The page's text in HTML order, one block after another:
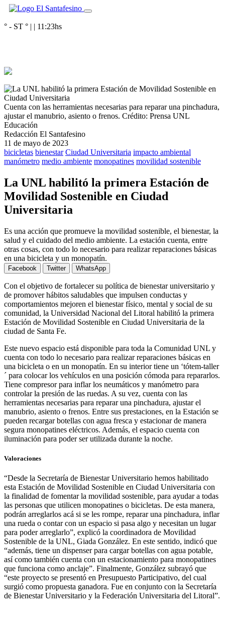
° - ST ° | | 11:23hs
Cuenta con las herramientas necesarias para reparar una pinchadura,
ajustar el manubrio, asiento o frenos. Crédito: Prensa UNL
Educación
Redacción El Santafesino
11 de mayo de 2023
bicicletas bienestar Ciudad Universitaria impacto ambiental
manómetro medio ambiente monopatines movilidad sostenible
La UNL habilitó la primera Estación de
Movilidad Sostenible en Ciudad
Universitaria
Es una acción que promueve la movilidad sostenible, el bienestar, la
salud y el cuidado del medio ambiente. La estación cuenta, entre
otras cosas, con todo lo necesario para realizar reparaciones básicas
en una bicicleta y un monopatín.
Facebook Twitter WhatsApp
Con el objetivo de fortalecer su política de bienestar universitario y
de promover hábitos saludables que impulsen conductas y
comportamientos mejoren el bienestar físico, mental y social de su
comunidad, la Universidad Nacional del Litoral habilitó la primera
Estación de Movilidad Sostenible en Ciudad Universitaria de la
ciudad de Santa Fe.
Este nuevo espacio está disponible para toda la Comunidad UNL y
cuenta con todo lo necesario para realizar reparaciones básicas en
una bicicleta o en un monopatín. En su interior tiene un ‘tótem-taller
´ para colocar los vehículos en una posición cómoda para repararlos.
Tiene compresor para inflar los neumáticos y manómetro para
controlar la presión de las ruedas. A su vez, cuenta con las
herramientas necesarias para reparar una pinchadura, ajustar el
manubrio, asiento o frenos. Entre sus prestaciones, en la Estación se
pueden recargar botellas con agua fresca y estacionar de manera
segura monopatines eléctricos. Además, el espacio cuenta con
iluminación para poder ser utilizada durante la noche.
Valoraciones
“Desde la Secretaría de Bienestar Universitario hemos habilitado
esta Estación de Movilidad Sostenible en Ciudad Universitaria con
la finalidad de fomentar la movilidad sostenible, para ayudar a todas
las personas que utilicen monopatines o bicicletas. De esta manera,
podrán arreglarlos acá si se les rompe, reparar una pinchadura, inflar
una rueda o contar con un espacio si pasa algo y necesitan un lugar
para poder arreglarlo”, explicó la coordinadora de Movilidad
Sostenible de la UNL, Giada González. En este sentido, indicó que
“además, tiene un dispenser para cargar botellas con agua potable,
así como también cuenta con un estacionamiento para monopatines
que funciona como anclaje”. Finalmente, González subrayó que
“este proyecto se presentó en Presupuesto Participativo, del cual
surgió como propuesta ganadora. Fue en conjunto con la Secretaría
de Bienestar Universitario y la Federación Universitaria del Litoral”.